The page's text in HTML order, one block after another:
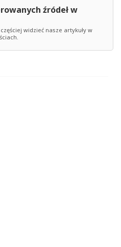
źródeł w
widzieć nasze artykuły w